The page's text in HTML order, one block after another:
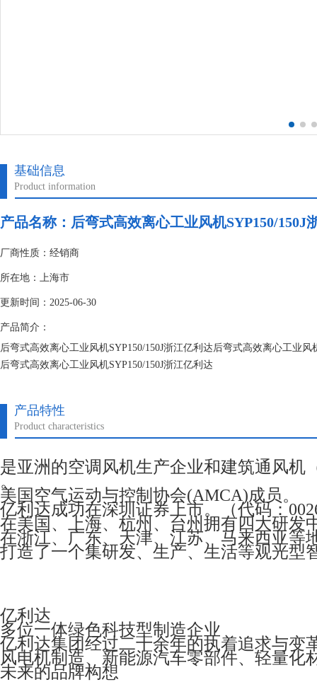
基础信息
Product information
产品名称：后弯式高效离心工业风机SYP150/150J
厂商性质：经销商
所在地：上海市
更新时间：2025-06-30
产品简介：
后弯式高效离心工业风机SYP150/150J浙江亿利达后弯式高效离心工业风
后弯式高效离心工业风机SYP150/150J浙江亿利达
产品特性
Product characteristics
是亚洲的空调风机生产企业和建筑通风机
。
美国空气运动与控制协会(AMCA)成员。
亿利达成功在深圳证券上市。（代码：
在美国、上海、杭州、台州拥有四大研发
在浙江、广东、天津、江苏、马来西亚等
打造了一个集研发、生产、生活等观光型
亿利达
多位一体绿色科技型制造企业
亿利达集团经过二十余年的执着追求与变
风电机制造、新能源汽车零部件、轻量
未来的品牌构想